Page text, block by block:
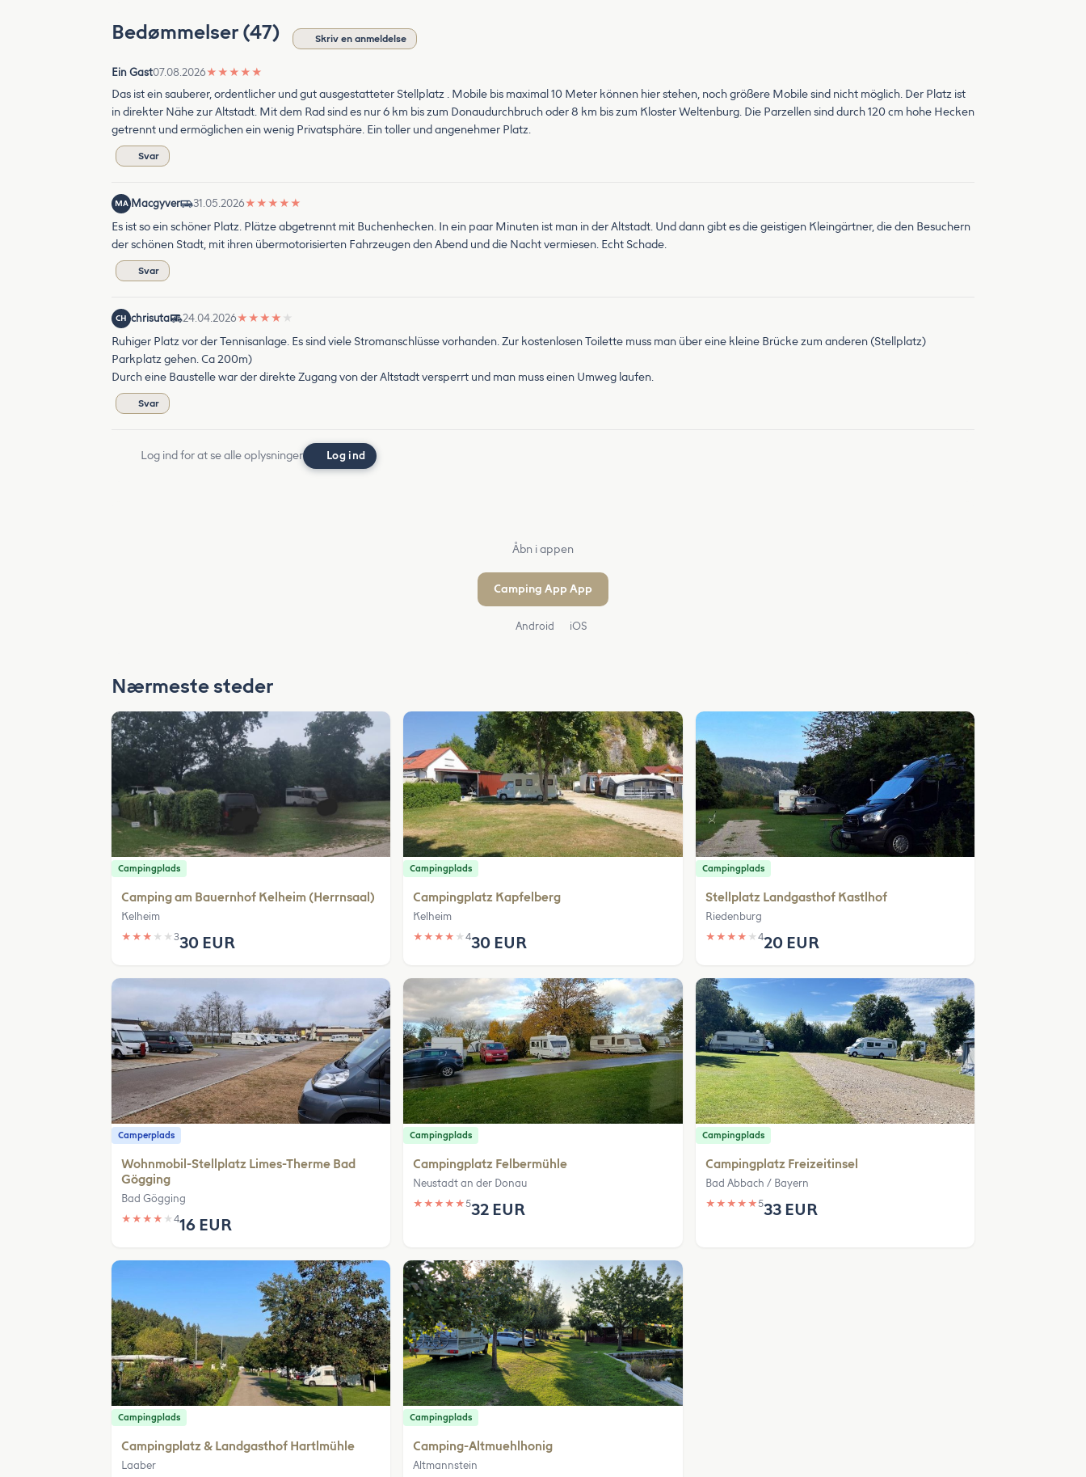
Bedømmelser (47) Skriv en anmeldelse
Ein Gast07.08.2026★ ★ ★ ★ ★
Das ist ein sauberer, ordentlicher und gut ausgestatteter Stellplatz . Mobile bis maximal 10 Meter können hier stehen, noch größere Mobile sind nicht möglich. Der Platz ist
in direkter Nähe zur Altstadt. Mit dem Rad sind es nur 6 km bis zum Donaudurchbruch oder 8 km bis zum Kloster Weltenburg. Die Parzellen sind durch 120 cm hohe Hecken
getrennt und ermöglichen ein wenig Privatsphäre. Ein toller und angenehmer Platz.
Svar
MA Macgyver 31.05.2026★ ★ ★ ★ ★
Es ist so ein schöner Platz. Plätze abgetrennt mit Buchenhecken. In ein paar Minuten ist man in der Altstadt. Und dann gibt es die geistigen Kleingärtner, die den Besuchern
der schönen Stadt, mit ihren übermotorisierten Fahrzeugen den Abend und die Nacht vermiesen. Echt Schade.
Svar
CH chrisuta 24.04.2026★ ★ ★ ★ ★
Ruhiger Platz vor der Tennisanlage. Es sind viele Stromanschlüsse vorhanden. Zur kostenlosen Toilette muss man über eine kleine Brücke zum anderen (Stellplatz)
Parkplatz gehen. Ca 200m)
Durch eine Baustelle war der direkte Zugang von der Altstadt versperrt und man muss einen Umweg laufen.
Svar
Log ind for at se alle oplysninger Log ind
Åbn i appen
Camping App App
Android iOS
Nærmeste steder
Campingplads
Camping am Bauernhof Kelheim (Herrnsaal)
Kelheim
★ ★ ★ ★ ★ 330 EUR
Campingplads
Campingplatz Kapfelberg
Kelheim
★ ★ ★ ★ ★430 EUR
Campingplads
Stellplatz Landgasthof Kastlhof
Riedenburg
★ ★ ★ ★ ★ 420 EUR
Camperplads
Wohnmobil-Stellplatz Limes-Therme Bad
Gögging
Bad Gögging
★ ★ ★ ★ ★ 416 EUR
Campingplads
Campingplatz Felbermühle
Neustadt an der Donau
★ ★ ★ ★ ★532 EUR
Campingplads
Campingplatz Freizeitinsel
Bad Abbach / Bayern
★ ★ ★ ★ ★533 EUR
Campingplads
Campingplatz & Landgasthof Hartlmühle
Laaber
Campingplads
Camping-Altmuehlhonig
Altmannstein